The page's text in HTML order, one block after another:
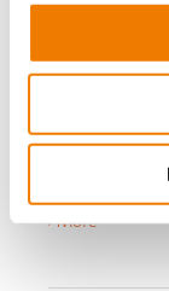
01013
connection
connection
More